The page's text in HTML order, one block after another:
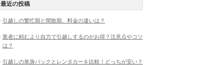
最近の投稿
引越しの繁忙期と閑散期、料金の違いは？
業者に頼むより自力で引越しするのがお得？注意点やコツ
は？
引越しの単身パックとレンタカーを比較！どっちが安い？